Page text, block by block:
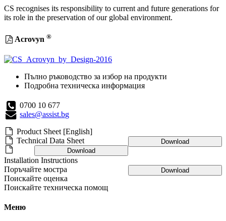
CS recognises its responsibility to current and future generations for
its role in the preservation of our global environment.
Acrovyn ®
Пълно ръководство за избор на продукти
Подробна техническа информация
0700 10 677
sales@assist.bg
Product Sheet [English]
Download
Technical Data Sheet
Download
Installation Instructions
Download
Поръчайте мостра
Поискайте оценка
Поискайте техническа помощ
Меню